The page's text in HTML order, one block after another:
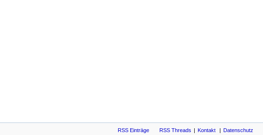
RSS Einträge RSS Threads Kontakt Datenschutz